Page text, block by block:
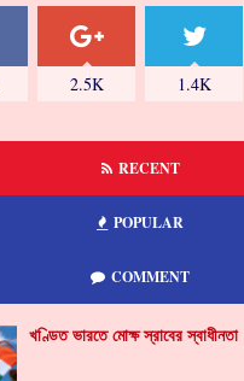
2.5K 1.4K
RECENT
POPULAR
COMMENT
খণ্ডিত ভারতে মোক্ষ স্রাবের স্বাধীনতা